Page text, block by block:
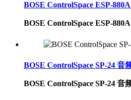
BOSE ControlSpace ESP-
BOSE ControlSpace ESP-
BOSE ControlSpace SP-24 音
BOSE ControlSpace SP-24 音